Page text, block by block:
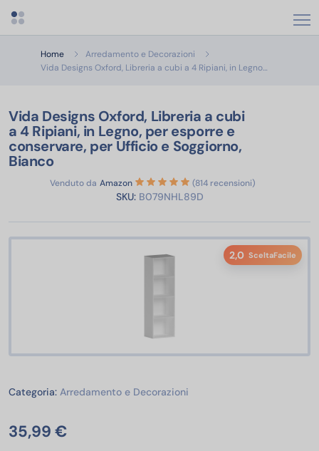
Apri menu categorie
Home
Arredamento e Decorazioni
Vida Designs Oxford, Libreria a cubi a 4 Ripiani, in Legno…
Vida Designs Oxford, Libreria a cubi
a 4 Ripiani, in Legno, per esporre e
conservare, per Ufficio e Soggiorno,
Bianco
Venduto da Amazon (814 recensioni)
SKU:B079NHL89D
2,0 SceltaFacile
Categoria: Arredamento e Decorazioni
35,99 €